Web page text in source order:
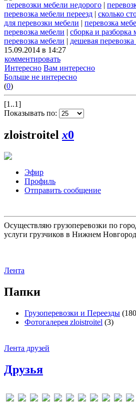
перевозки мебели недорого |
перевозка мебели переезд | сколько
для перевозки мебели | перевозка
перевозка мебели | сборка и разборка
перевозка мебели | дешевая
15.09.2014 в 14:27
комментировать
Интересно Вам интересно
Больше не интересно
(0)
[1..1]
Показывать по:
zloistroitel x0
Эфир
Профиль
Отправить сообщение
Осуществляю грузоперевозки по
услуги грузчиков в Нижнем
Лента
Папки
Грузоперевозки и Переезды
Фотогалерея zloistroitel (3)
Лента друзей
Друзья